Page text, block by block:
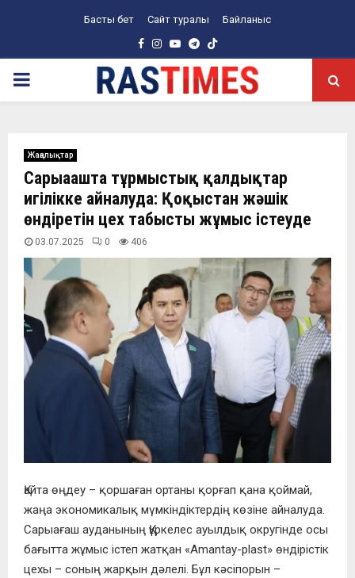
Басты бет Сайт туралы Байланыс
Facebook
Instagram
YoutubeTelegram
PRIMARY
Жаңалықтар
Сарыағашта тұрмыстық қалдықтар
игілікке айналуда: Қоқыстан жәшік
өндіретін цех табысты жұмыс істеуде
03.07.2025 0 406
Қайта өңдеу – қоршаған ортаны қорғап қана қоймай,
жаңа экономикалық мүмкіндіктердің көзіне айналуда.
Сарыағаш ауданының Құркелес ауылдық округінде осы
бағытта жұмыс істеп жатқан «Amantay-plast» өндірістік
цехы – соның жарқын дәлелі. Бұл кәсіпорын –